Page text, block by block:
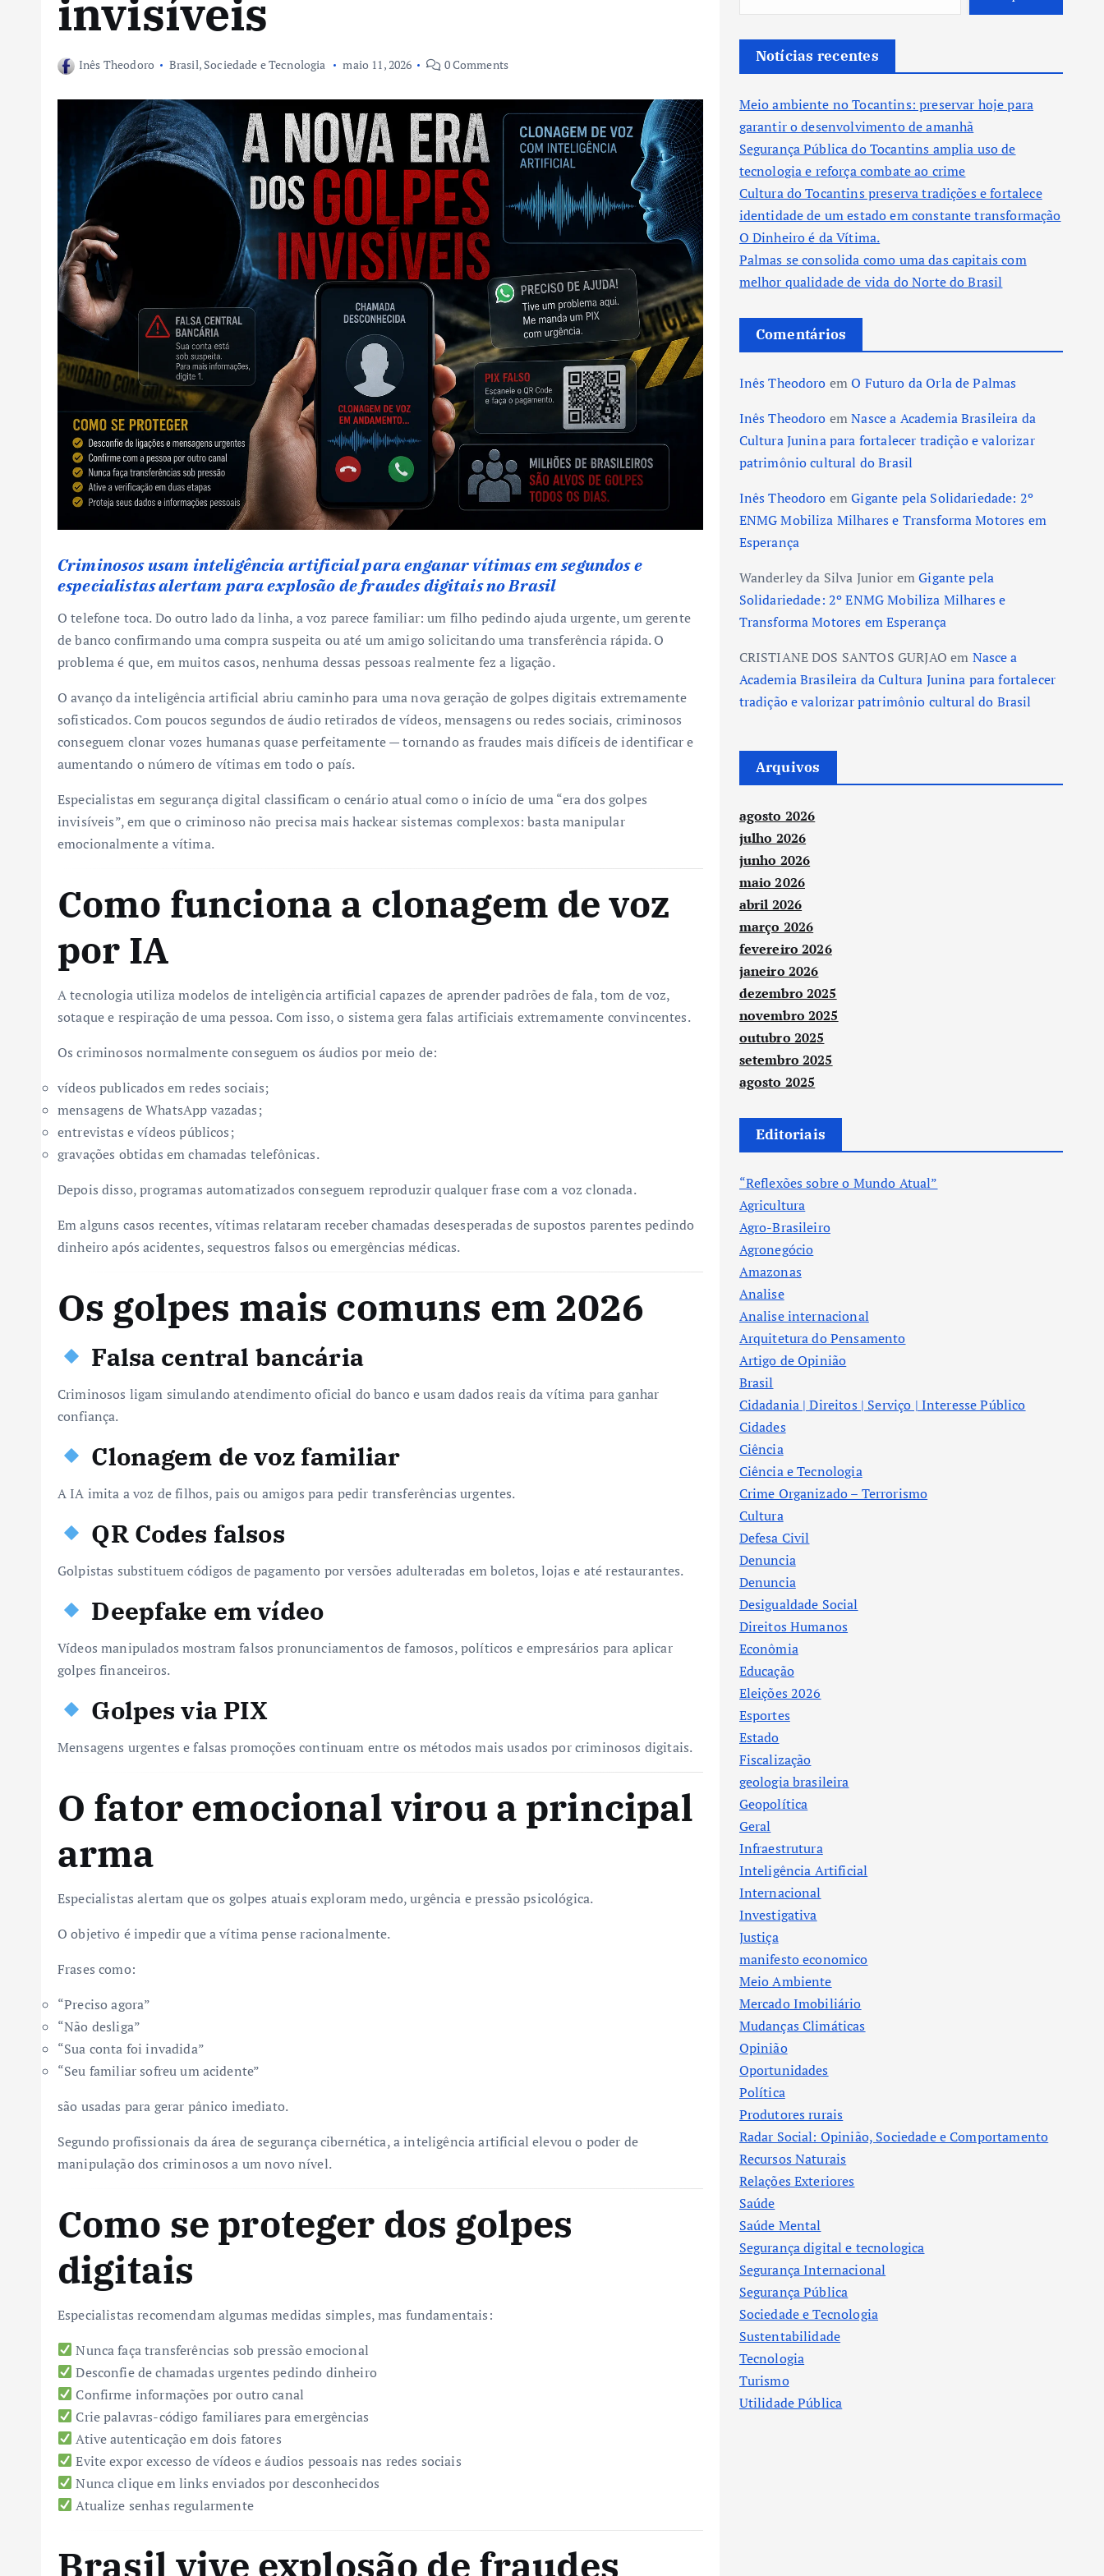
invisíveis
Inês Theodoro Brasil, Sociedade e Tecnologia maio 11, 2026 0 Comments
Criminosos usam inteligência artificial para enganar vítimas em segundos e
especialistas alertam para explosão de fraudes digitais no Brasil
O telefone toca. Do outro lado da linha, a voz parece familiar: um filho pedindo ajuda urgente, um gerente
de banco confirmando uma compra suspeita ou até um amigo solicitando uma transferência rápida. O
problema é que, em muitos casos, nenhuma dessas pessoas realmente fez a ligação.
O avanço da inteligência artificial abriu caminho para uma nova geração de golpes digitais extremamente
sofisticados. Com poucos segundos de áudio retirados de vídeos, mensagens ou redes sociais, criminosos
conseguem clonar vozes humanas quase perfeitamente — tornando as fraudes mais difíceis de identificar e
aumentando o número de vítimas em todo o país.
Especialistas em segurança digital classificam o cenário atual como o início de uma “era dos golpes
invisíveis”, em que o criminoso não precisa mais hackear sistemas complexos: basta manipular
emocionalmente a vítima.
Como funciona a clonagem de voz
por IA
A tecnologia utiliza modelos de inteligência artificial capazes de aprender padrões de fala, tom de voz,
sotaque e respiração de uma pessoa. Com isso, o sistema gera falas artificiais extremamente convincentes.
Os criminosos normalmente conseguem os áudios por meio de:
vídeos publicados em redes sociais;
mensagens de WhatsApp vazadas;
entrevistas e vídeos públicos;
gravações obtidas em chamadas telefônicas.
Depois disso, programas automatizados conseguem reproduzir qualquer frase com a voz clonada.
Em alguns casos recentes, vítimas relataram receber chamadas desesperadas de supostos parentes pedindo
dinheiro após acidentes, sequestros falsos ou emergências médicas.
Os golpes mais comuns em 2026
Falsa central bancária
Criminosos ligam simulando atendimento oficial do banco e usam dados reais da vítima para ganhar
confiança.
Clonagem de voz familiar
A IA imita a voz de filhos, pais ou amigos para pedir transferências urgentes.
QR Codes falsos
Golpistas substituem códigos de pagamento por versões adulteradas em boletos, lojas e até restaurantes.
Deepfake em vídeo
Vídeos manipulados mostram falsos pronunciamentos de famosos, políticos e empresários para aplicar
golpes financeiros.
Golpes via PIX
Mensagens urgentes e falsas promoções continuam entre os métodos mais usados por criminosos digitais.
O fator emocional virou a principal
arma
Especialistas alertam que os golpes atuais exploram medo, urgência e pressão psicológica.
O objetivo é impedir que a vítima pense racionalmente.
Frases como:
“Preciso agora”
“Não desliga”
“Sua conta foi invadida”
“Seu familiar sofreu um acidente”
são usadas para gerar pânico imediato.
Segundo profissionais da área de segurança cibernética, a inteligência artificial elevou o poder de
manipulação dos criminosos a um novo nível.
Como se proteger dos golpes
digitais
Especialistas recomendam algumas medidas simples, mas fundamentais:
Nunca faça transferências sob pressão emocional
Desconfie de chamadas urgentes pedindo dinheiro
Confirme informações por outro canal
Crie palavras-código familiares para emergências
Ative autenticação em dois fatores
Evite expor excesso de vídeos e áudios pessoais nas redes sociais
Nunca clique em links enviados por desconhecidos
Atualize senhas regularmente
Brasil vive explosão de fraudes
Notícias recentes
Meio ambiente no Tocantins: preservar hoje para
garantir o desenvolvimento de amanhã
Segurança Pública do Tocantins amplia uso de
tecnologia e reforça combate ao crime
Cultura do Tocantins preserva tradições e fortalece
identidade de um estado em constante transformação
O Dinheiro é da Vítima.
Palmas se consolida como uma das capitais com
melhor qualidade de vida do Norte do Brasil
Comentários
Inês Theodoro emO Futuro da Orla de Palmas
Inês Theodoro emNasce a Academia Brasileira da
Cultura Junina para fortalecer tradição e valorizar
patrimônio cultural do Brasil
Inês Theodoro emGigante pela Solidariedade: 2º
ENMG Mobiliza Milhares e Transforma Motores em
Esperança
Wanderley da Silva Junior emGigante pela
Solidariedade: 2º ENMG Mobiliza Milhares e
Transforma Motores em Esperança
CRISTIANE DOS SANTOS GURJAO em Nasce a
Academia Brasileira da Cultura Junina para fortalecer
tradição e valorizar patrimônio cultural do Brasil
Arquivos
agosto 2026
julho 2026
junho 2026
maio 2026
abril 2026
março 2026
fevereiro 2026
janeiro 2026
dezembro 2025
novembro 2025
outubro 2025
setembro 2025
agosto 2025
Editoriais
“Reflexões sobre o Mundo Atual”
Agricultura
Agro-Brasileiro
Agronegócio
Amazonas
Analise
Analise internacional
Arquitetura do Pensamento
Artigo de Opinião
Brasil
Cidadania | Direitos | Serviço | Interesse Público
Cidades
Ciência
Ciência e Tecnologia
Crime Organizado – Terrorismo
Cultura
Defesa Civil
Denuncia
Denuncia
Desigualdade Social
Direitos Humanos
Econômia
Educação
Eleições 2026
Esportes
Estado
Fiscalização
geologia brasileira
Geopolítica
Geral
Infraestrutura
Inteligência Artificial
Internacional
Investigativa
Justiça
manifesto economico
Meio Ambiente
Mercado Imobiliário
Mudanças Climáticas
Opinião
Oportunidades
Política
Produtores rurais
Radar Social: Opinião, Sociedade e Comportamento
Recursos Naturais
Relações Exteriores
Saúde
Saúde Mental
Segurança digital e tecnologica
Segurança Internacional
Segurança Pública
Sociedade e Tecnologia
Sustentabilidade
Tecnologia
Turismo
Utilidade Pública